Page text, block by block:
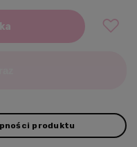
produktu